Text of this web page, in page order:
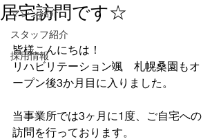
マシン紹介
スタッフ紹介
採用情報
居宅訪問です☆
皆様こんにちは！
リハビリテーション颯　札幌桑園もオ
ープン後3か月目に入りました。
当事業所では3ヶ月に1度、ご自宅への
訪問を行っております。